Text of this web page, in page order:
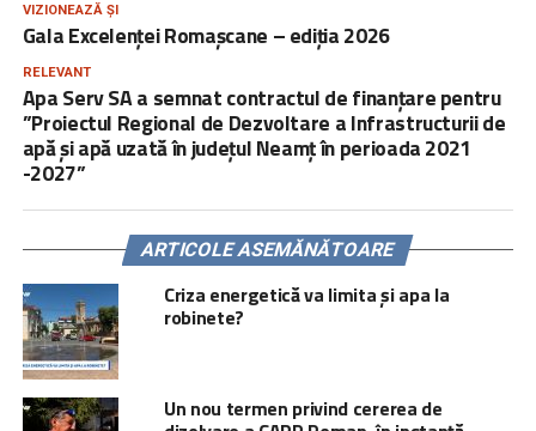
VIZIONEAZĂ ȘI
Gala Excelenței Romașcane – ediția 2026
RELEVANT
Apa Serv SA a semnat contractul de finanțare pentru
”Proiectul Regional de Dezvoltare a Infrastructurii de
apă şi apă uzată în judeţul Neamț în perioada 2021
-2027”
ARTICOLE ASEMĂNĂTOARE
Criza energetică va limita și apa la
robinete?
Un nou termen privind cererea de